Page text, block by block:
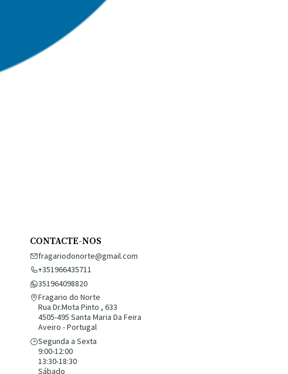
CONTACTE-NOS
fragariodonorte@gmail.com
+351966435711
351964098820
Fragario do Norte
Rua Dr.Mota Pinto , 633
4505-495 Santa Maria Da Feira
Aveiro - Portugal
Segunda a Sexta
9:00-12:00
13:30-18:30
Sábado